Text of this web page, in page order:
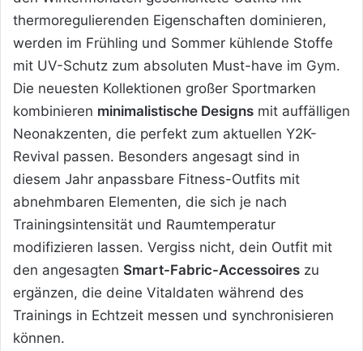
thermoregulierenden Eigenschaften dominieren,
werden im Frühling und Sommer kühlende Stoffe
mit UV-Schutz zum absoluten Must-have im Gym.
Die neuesten Kollektionen großer Sportmarken
kombinieren minimalistische Designs mit auffälligen
Neonakzenten, die perfekt zum aktuellen Y2K-
Revival passen. Besonders angesagt sind in
diesem Jahr anpassbare Fitness-Outfits mit
abnehmbaren Elementen, die sich je nach
Trainingsintensität und Raumtemperatur
modifizieren lassen. Vergiss nicht, dein Outfit mit
den angesagten Smart-Fabric-Accessoires zu
ergänzen, die deine Vitaldaten während des
Trainings in Echtzeit messen und synchronisieren
können.